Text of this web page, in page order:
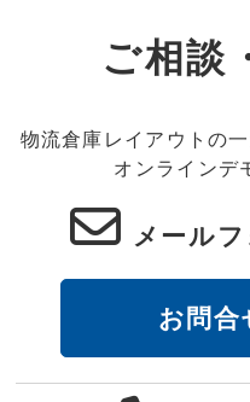
ご相談
物流倉庫レイアウトの
オンラインデ
メール
お問合